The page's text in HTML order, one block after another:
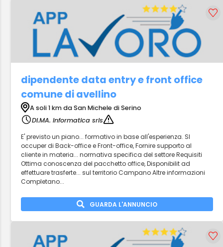
dipendente data entry e front office
comune di avellino
A soli 1 km da San Michele di Serino
DI.MA. Informatica srls
E' previsto un piano... formativo in base all'esperienza. SI
occuper di Back-office e Front-office, Fornire supporto al
cliente in materia... normativa specifica del settore Requisiti
Ottima conoscenza del pacchetto office, Disponibilit ad
effettuare trasferte... sul territorio Campano Altre informazioni
Completano...
GUARDA L'ANNUNCIO